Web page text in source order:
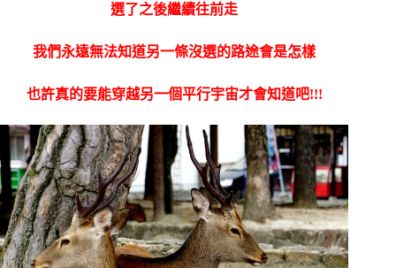
選了之後繼續往前走
我們永遠無法知道另一條沒選的路途會是怎樣
也許真的要能穿越另一個平行宇宙才會知道吧!!!